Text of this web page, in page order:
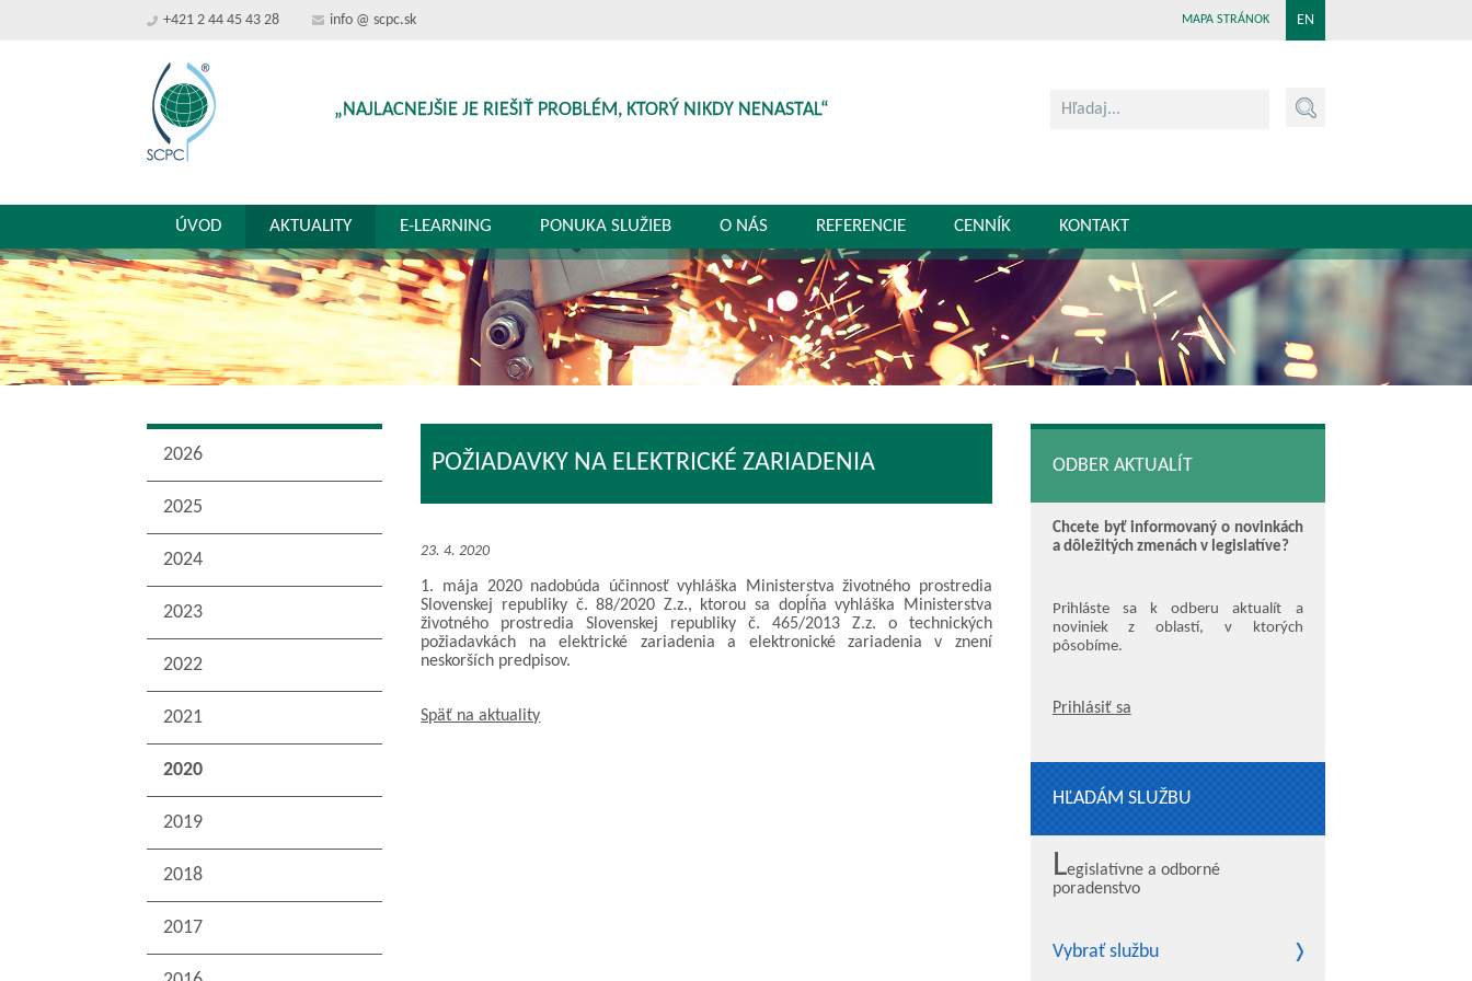
+421 2 44 45 43 28 info @ scpc.sk EN
MAPA STRÁNOK
„NAJLACNEJŠIE JE RIEŠIŤ PROBLÉM, KTORÝ NIKDY NENASTAL“
ÚVOD AKTUALITY E-LEARNING PONUKA SLUŽIEB O NÁS REFERENCIE CENNÍK KONTAKT
2026
2025
2024
2023
2022
2021
2020
2019
2018
2017
POŽIADAVKY NA ELEKTRICKÉ ZARIADENIA
23. 4. 2020
1. mája 2020 nadobúda účinnosť vyhláška Ministerstva životného prostredia
Slovenskej republiky č. 88/2020 Z.z., ktorou sa dopĺňa vyhláška Ministerstva
životného prostredia Slovenskej republiky č. 465/2013 Z.z. o technických
požiadavkách na elektrické zariadenia a elektronické zariadenia v znení
neskorších predpisov.
Späť na aktuality
ODBER AKTUALÍT
Chcete byť informovaný o novinkách
a dôležitých zmenách v legislatíve?
Prihláste sa k odberu aktualít a
noviniek z oblastí, v ktorých
pôsobíme.
Prihlásiť sa
HĽADÁM SLUŽBU
Legislatívne a odborné
poradenstvo
Vybrať službu